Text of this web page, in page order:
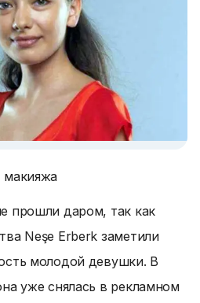
макияжа
прошли даром, так как
Neşe Erberk заметили
молодой девушки. В
уже снялась в рекламном